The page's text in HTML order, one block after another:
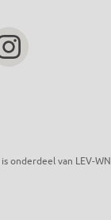
is onderdeel van LEV-WN